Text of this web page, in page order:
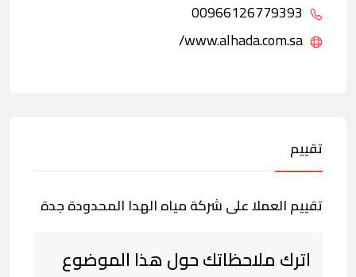
تقييم
تقييم العملا على شركة مياه الهدا المحدودة جدة
اترك ملاحظاتك حول هذا الموضوع